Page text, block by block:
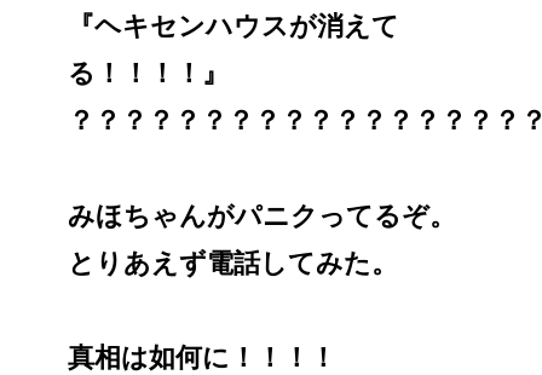
『ヘキセンハウスが消えて
る！！！！』
？？？？？？？？？？？？？？？？？
みほちゃんがパニクってるぞ。
とりあえず電話してみた。
真相は如何に！！！！